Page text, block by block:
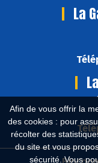
Afin de vous offrir la
des cookies : pour
récolter des
du site et vous
sécurité. Vous
La